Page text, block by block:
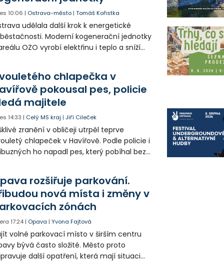
10:06 | Ostrava-město |Tomáš Kořistka
udělala další krok k energetické
Moderní kogenerační jednotky
OZO vyrobí elektřinu i teplo a sníží
chlapečka v
pokousal pes, policie
majitele
14:33 | Celý MS kraj |Jiří Cileček
zranění v obličeji utrpěl teprve
chlapeček v Havířově. Podle policie i
ho napadl pes, který pobíhal bez
psa hledá.
rozšiřuje parkování.
nová místa i změny v
zónách
17:24 | Opava |Yvona Fajtová
volné parkovací místo v širším centru
bývá často složité. Město proto
další opatření, která mají situaci